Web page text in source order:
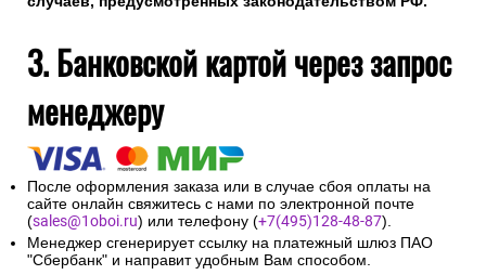
3. Банковской картой через запрос
менеджеру
После оформления заказа или в случае сбоя оплаты на
сайте онлайн свяжитесь с нами по электронной почте
(sales@1oboi.ru) или телефону (+7(495)128-48-87).
Менеджер сгенерирует ссылку на платежный шлюз ПАО
"Сбербанк" и направит удобным Вам способом.